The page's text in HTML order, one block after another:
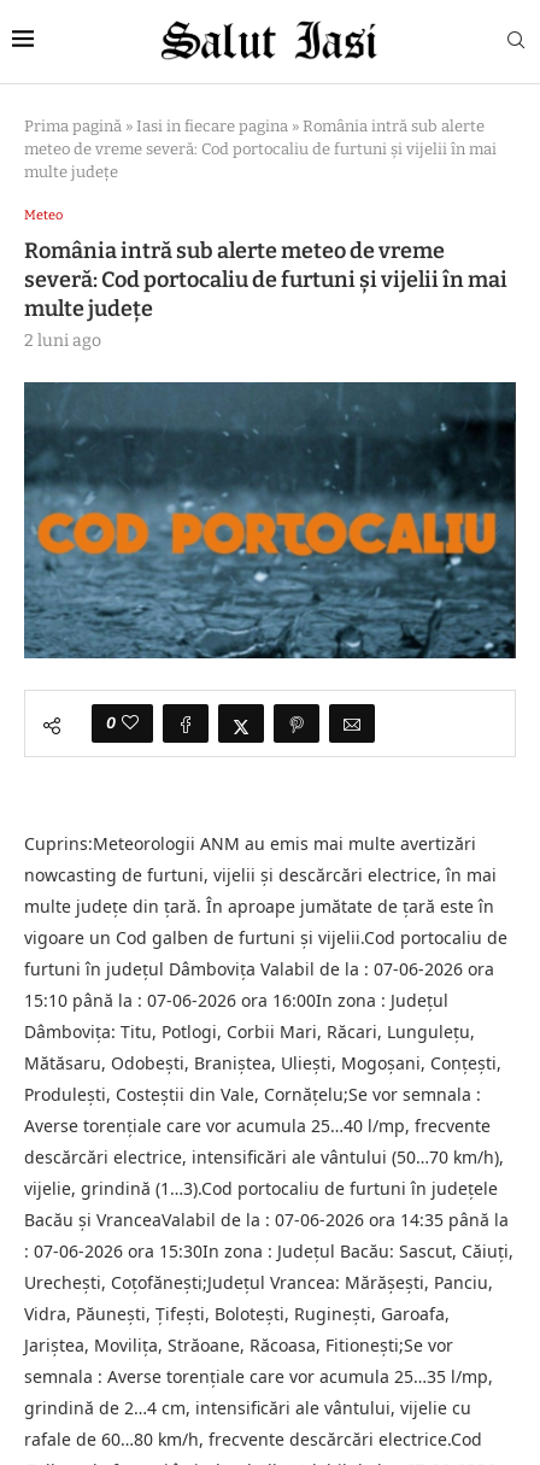
Prima pagină » Iasi in fiecare pagina » România intră sub alerte
meteo de vreme severă: Cod portocaliu de furtuni și vijelii în mai
multe județe
Meteo
România intră sub alerte meteo de vreme
severă: Cod portocaliu de furtuni și vijelii în mai
multe județe
2 luni ago
0
Cuprins:Meteorologii ANM au emis mai multe avertizări
nowcasting de furtuni, vijelii și descărcări electrice, în mai
multe județe din țară. În aproape jumătate de țară este în
vigoare un Cod galben de furtuni și vijelii.Cod portocaliu de
furtuni în județul Dâmbovița Valabil de la : 07-06-2026 ora
15:10 până la : 07-06-2026 ora 16:00In zona : Județul
Dâmboviţa: Titu, Potlogi, Corbii Mari, Răcari, Lungulețu,
Mătăsaru, Odobești, Braniștea, Uliești, Mogoșani, Conțești,
Produlești, Costeștii din Vale, Cornățelu;Se vor semnala :
Averse torențiale care vor acumula 25…40 l/mp, frecvente
descărcări electrice, intensificări ale vântului (50…70 km/h),
vijelie, grindină (1…3).Cod portocaliu de furtuni în județele
Bacău și VranceaValabil de la : 07-06-2026 ora 14:35 până la
: 07-06-2026 ora 15:30In zona : Județul Bacău: Sascut, Căiuți,
Urechești, Coțofănești;Județul Vrancea: Mărășești, Panciu,
Vidra, Păunești, Țifești, Bolotești, Ruginești, Garoafa,
Jariștea, Movilița, Străoane, Răcoasa, Fitionești;Se vor
semnala : Averse torențiale care vor acumula 25…35 l/mp,
grindină de 2…4 cm, intensificări ale vântului, vijelie cu
rafale de 60…80 km/h, frecvente descărcări electrice.Cod